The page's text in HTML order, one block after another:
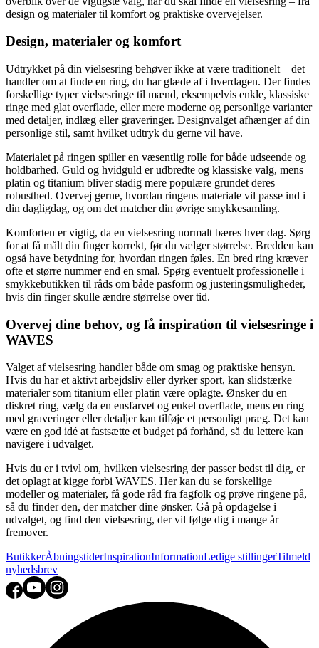
design og materialer til komfort og praktiske overvejelser.
Design, materialer og komfort
Udtrykket på din vielsesring behøver ikke at være traditionelt – det
handler om at finde en ring, du har glæde af i hverdagen. Der findes
forskellige typer vielsesringe til mænd, eksempelvis enkle, klassiske
ringe med glat overflade, eller mere moderne og personlige varianter
med detaljer, indlæg eller graveringer. Designvalget afhænger af din
personlige stil, samt hvilket udtryk du gerne vil have.
Materialet på ringen spiller en væsentlig rolle for både udseende og
holdbarhed. Guld og hvidguld er udbredte og klassiske valg, mens
platin og titanium bliver stadig mere populære grundet deres
robusthed. Overvej gerne, hvordan ringens materiale vil passe ind i
din dagligdag, og om det matcher din øvrige smykkesamling.
Komforten er vigtig, da en vielsesring normalt bæres hver dag. Sørg
for at få målt din finger korrekt, før du vælger størrelse. Bredden kan
også have betydning for, hvordan ringen føles. En bred ring kræver
ofte et større nummer end en smal. Spørg eventuelt professionelle i
smykkebutikken til råds om både pasform og justeringsmuligheder,
hvis din finger skulle ændre størrelse over tid.
Overvej dine behov, og få inspiration til vielsesringe i
WAVES
Valget af vielsesring handler både om smag og praktiske hensyn.
Hvis du har et aktivt arbejdsliv eller dyrker sport, kan slidstærke
materialer som titanium eller platin være oplagte. Ønsker du en
diskret ring, vælg da en ensfarvet og enkel overflade, mens en ring
med graveringer eller detaljer kan tilføje et personligt præg. Det kan
være en god idé at fastsætte et budget på forhånd, så du lettere kan
navigere i udvalget.
Hvis du er i tvivl om, hvilken vielsesring der passer bedst til dig, er
det oplagt at kigge forbi WAVES. Her kan du se forskellige
modeller og materialer, få gode råd fra fagfolk og prøve ringene på,
så du finder den, der matcher dine ønsker. Gå på opdagelse i
udvalget, og find den vielsesring, der vil følge dig i mange år
fremover.
ButikkerÅbningstiderInspirationInformationLedige stillingerTilmeld
nyhedsbrev